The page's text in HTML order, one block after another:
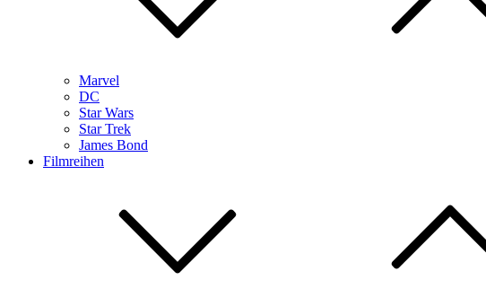
Marvel
DC
Star Wars
Star Trek
James Bond
Filmreihen